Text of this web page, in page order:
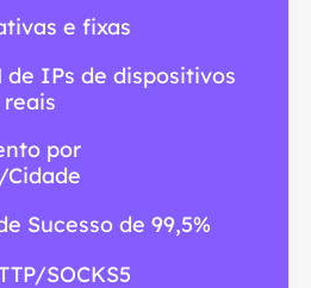
e fixas
de IPs de dispositivos
por
Cidade
Sucesso de 99,5%
SOCKS5